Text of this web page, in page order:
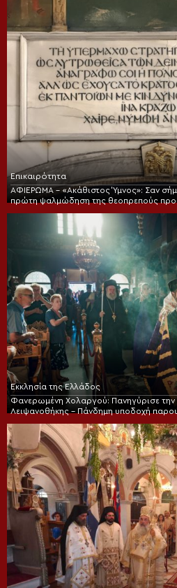
Επικαιρότητα
ΑΦΙΕΡΩΜΑ – «Ακάθιστος Ύμνος»: Σαν
πρώτη ψαλμώδηση της θεοπρεπούς
Εκκλησία της Ελλάδος
Φανερωμένη Χολαργού: Πανηγύρισε την
Λειψανοθήκης – Πάνδημη υποδοχή